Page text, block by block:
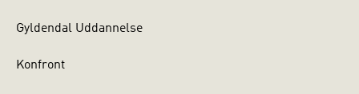
Gyldendal Uddannelse
Konfront